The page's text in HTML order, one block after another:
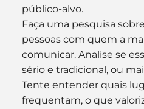
público-alvo.
Faça uma pesquisa
pessoas com quem a
comunicar. Analise se
sério e tradicional, ou
Tente entender quais
frequentam, o que